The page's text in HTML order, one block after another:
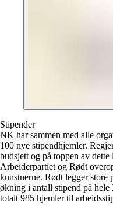
Stipender
NK har sammen med alle
100 nye stipendhjemler.
budsjett og på toppen av
Arbeiderpartiet og Rødt
kunstnerne. Rødt legger store
økning i antall stipend på
totalt 985 hjemler til